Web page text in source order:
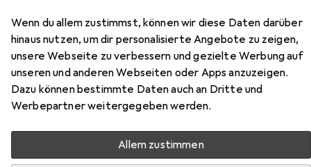
Wenn du allem zustimmst, können wir diese Daten darüber
hinaus nutzen, um dir personalisierte Angebote zu zeigen,
unsere Webseite zu verbessern und gezielte Werbung auf
unseren und anderen Webseiten oder Apps anzuzeigen.
Dazu können bestimmte Daten auch an Dritte und
Werbepartner weitergegeben werden.
Allem zustimmen
Zubehör für Schneider Electric
LSSchalter iC60N 2p
Hier findest du passendes Zubehör zum Produkt